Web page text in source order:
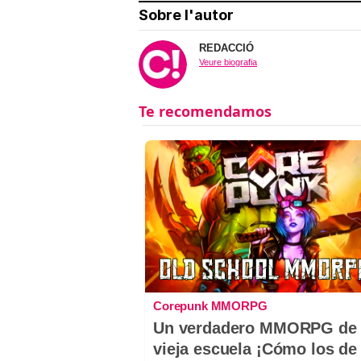
Sobre l'autor
REDACCIÓ
Veure biografia
Corepunk MMORPG
Un verdadero MMORPG de
vieja escuela ¡Cómo los de